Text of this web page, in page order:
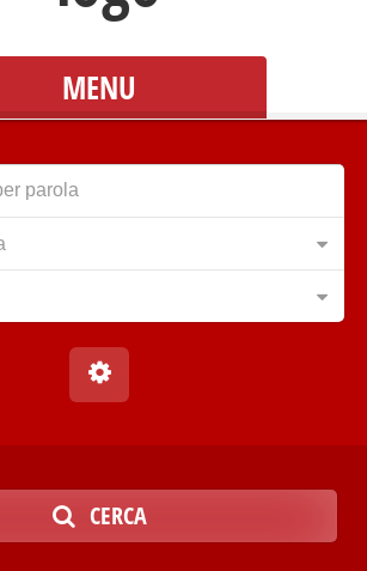
MENU
CERCA